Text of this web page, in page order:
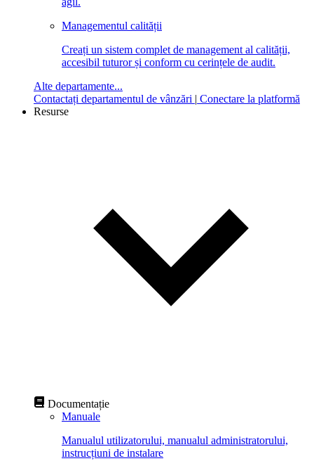
Managementul calității
Creați un sistem complet de management al calității,
accesibil tuturor și conform cu cerințele de audit.
Alte departamente...
Contactați departamentul de vânzări | Conectare la platformă
Resurse
Documentație
Manuale
Manualul utilizatorului, manualul administratorului,
instrucțiuni de instalare